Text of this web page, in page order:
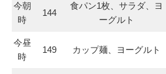
今朝
時
144
食パン1枚、サラダ、ヨ
ーグルト
今昼
時
149 カップ麺、ヨーグルト